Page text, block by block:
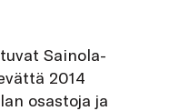
Sainola-
2014
osastoja ja